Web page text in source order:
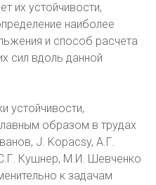
их устойчивости,
наиболее
и способ расчета
сил вдоль данной
устойчивости,
образом в трудах
J. Kopacsy, А.Г.
Кушнер, М.И. Шевченко
к задачам